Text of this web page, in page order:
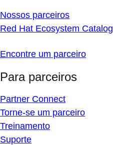
Nossos parceiros
Red Hat Ecosystem Catalog
Encontre um parceiro
Para parceiros
Partner Connect
Torne-se um parceiro
Treinamento
Suporte